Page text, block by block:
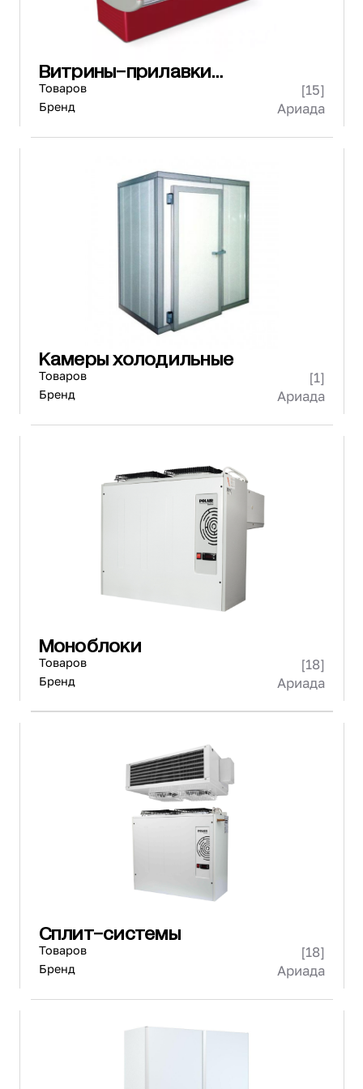
Витрины-прилавки
холодильные
Товаров [15]
Бренд Ариада
Камеры холодильные
Товаров [1]
Бренд Ариада
Моноблоки
Товаров [18]
Бренд Ариада
Сплит-системы
Товаров [18]
Бренд Ариада